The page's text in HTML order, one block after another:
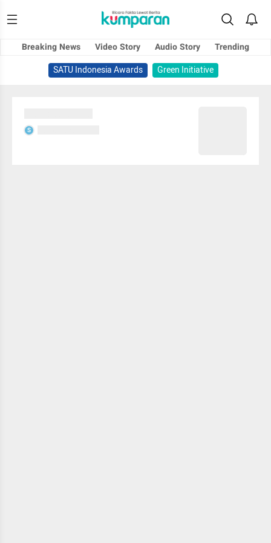
Breaking News Video Story Audio Story
Trending
SATU Indonesia Awards
Green Initiative
S